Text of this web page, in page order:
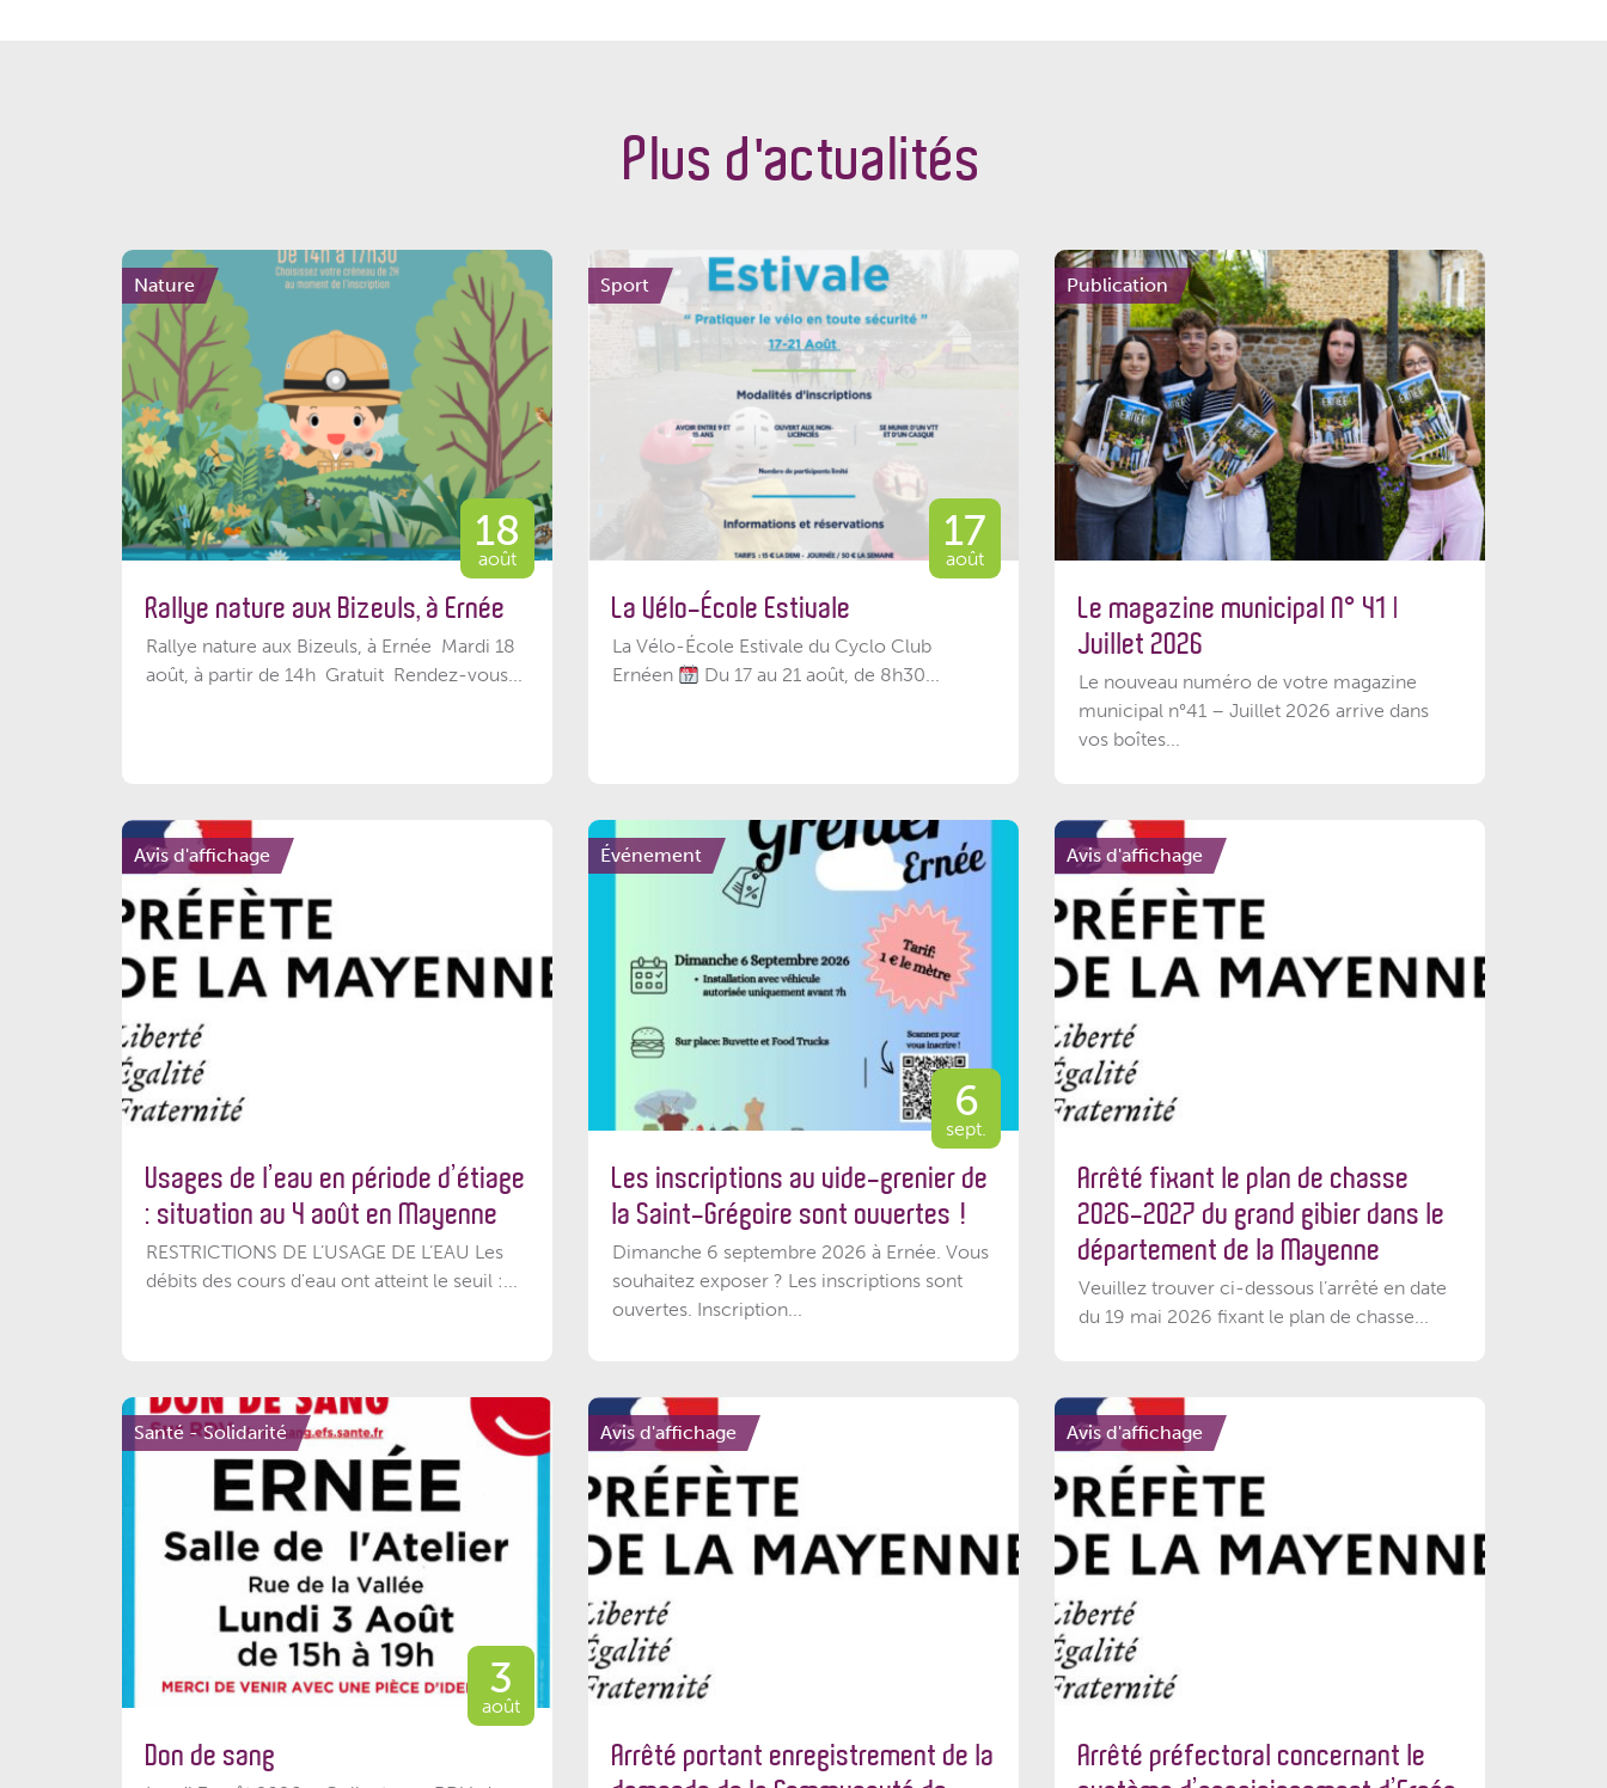
Plus d'actualités
Nature
18
août
Rallye nature aux Bizeuls, à Ernée
Rallye nature aux Bizeuls, à Ernée Mardi 18
août, à partir de 14h Gratuit Rendez-vous...
Sport
17
août
La Vélo-École Estivale
La Vélo-École Estivale du Cyclo Club
Ernéen
Du 17 au 21 août, de 8h30...
Publication
Le magazine municipal N° 41 |
Juillet 2026
Le nouveau numéro de votre magazine
municipal n°41 – Juillet 2026 arrive dans
vos boîtes...
Avis d'affichage
Usages de l’eau en période d’étiage
: situation au 4 août en Mayenne
RESTRICTIONS DE L’USAGE DE L’EAU Les
débits des cours d'eau ont atteint le seuil :...
Événement
6
sept.
Les inscriptions au vide-grenier de
la Saint-Grégoire sont ouvertes !
Dimanche 6 septembre 2026 à Ernée. Vous
souhaitez exposer ? Les inscriptions sont
ouvertes. Inscription...
Avis d'affichage
Arrêté fixant le plan de chasse
2026-2027 du grand gibier dans le
département de la Mayenne
Veuillez trouver ci-dessous l’arrêté en date
du 19 mai 2026 fixant le plan de chasse...
Santé - Solidarité
3
août
Don de sang
Avis d'affichage
Arrêté portant enregistrement de la
Avis d'affichage
Arrêté préfectoral concernant le